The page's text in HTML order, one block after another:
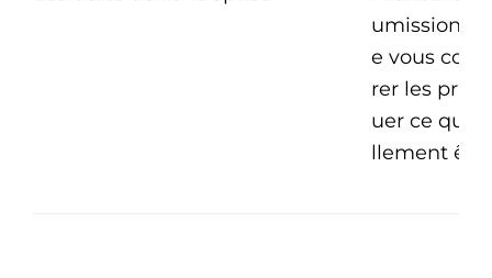
umissions
e vous
rer les prix
uer ce qui
llement